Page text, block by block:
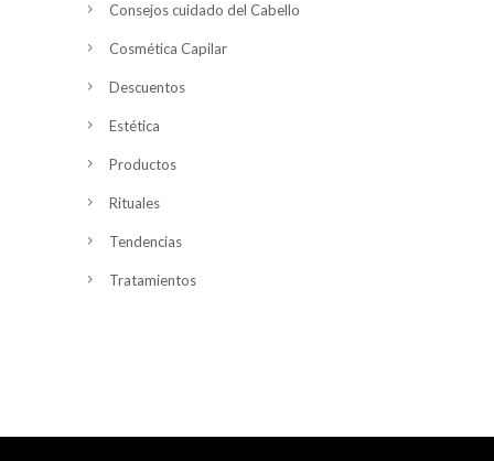
Consejos cuidado del Cabello
Cosmética Capilar
Descuentos
Estética
Productos
Rituales
Tendencias
Tratamientos